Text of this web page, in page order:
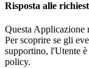
Risposta alle
Questa Applicazione
Per scoprire se gli
supportino, l'Utente
policy.